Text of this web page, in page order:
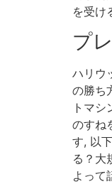
を受け
プ
ハリウ
の勝ち
トマ
のすね
す, 以
る？大
よって